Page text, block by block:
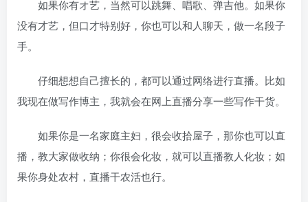
如果你有オ艺，当然可以跳舞、唱歌、弹吉他。如果你
没有才艺，但口才特别好，你也可以和人聊天，做一名段子
手。
仔细想想自己擅长的，都可以通过网络进行直播。比如
我现在做写作博主，我就会在网上直播分享一些写作干货。
如果你是一名家庭主妇，很会收拾屋子，那你也可以直
播，教大家做收纳；你很会化妆，就可以直播教人化妆；如
果你身处农村，直播干农活也行。